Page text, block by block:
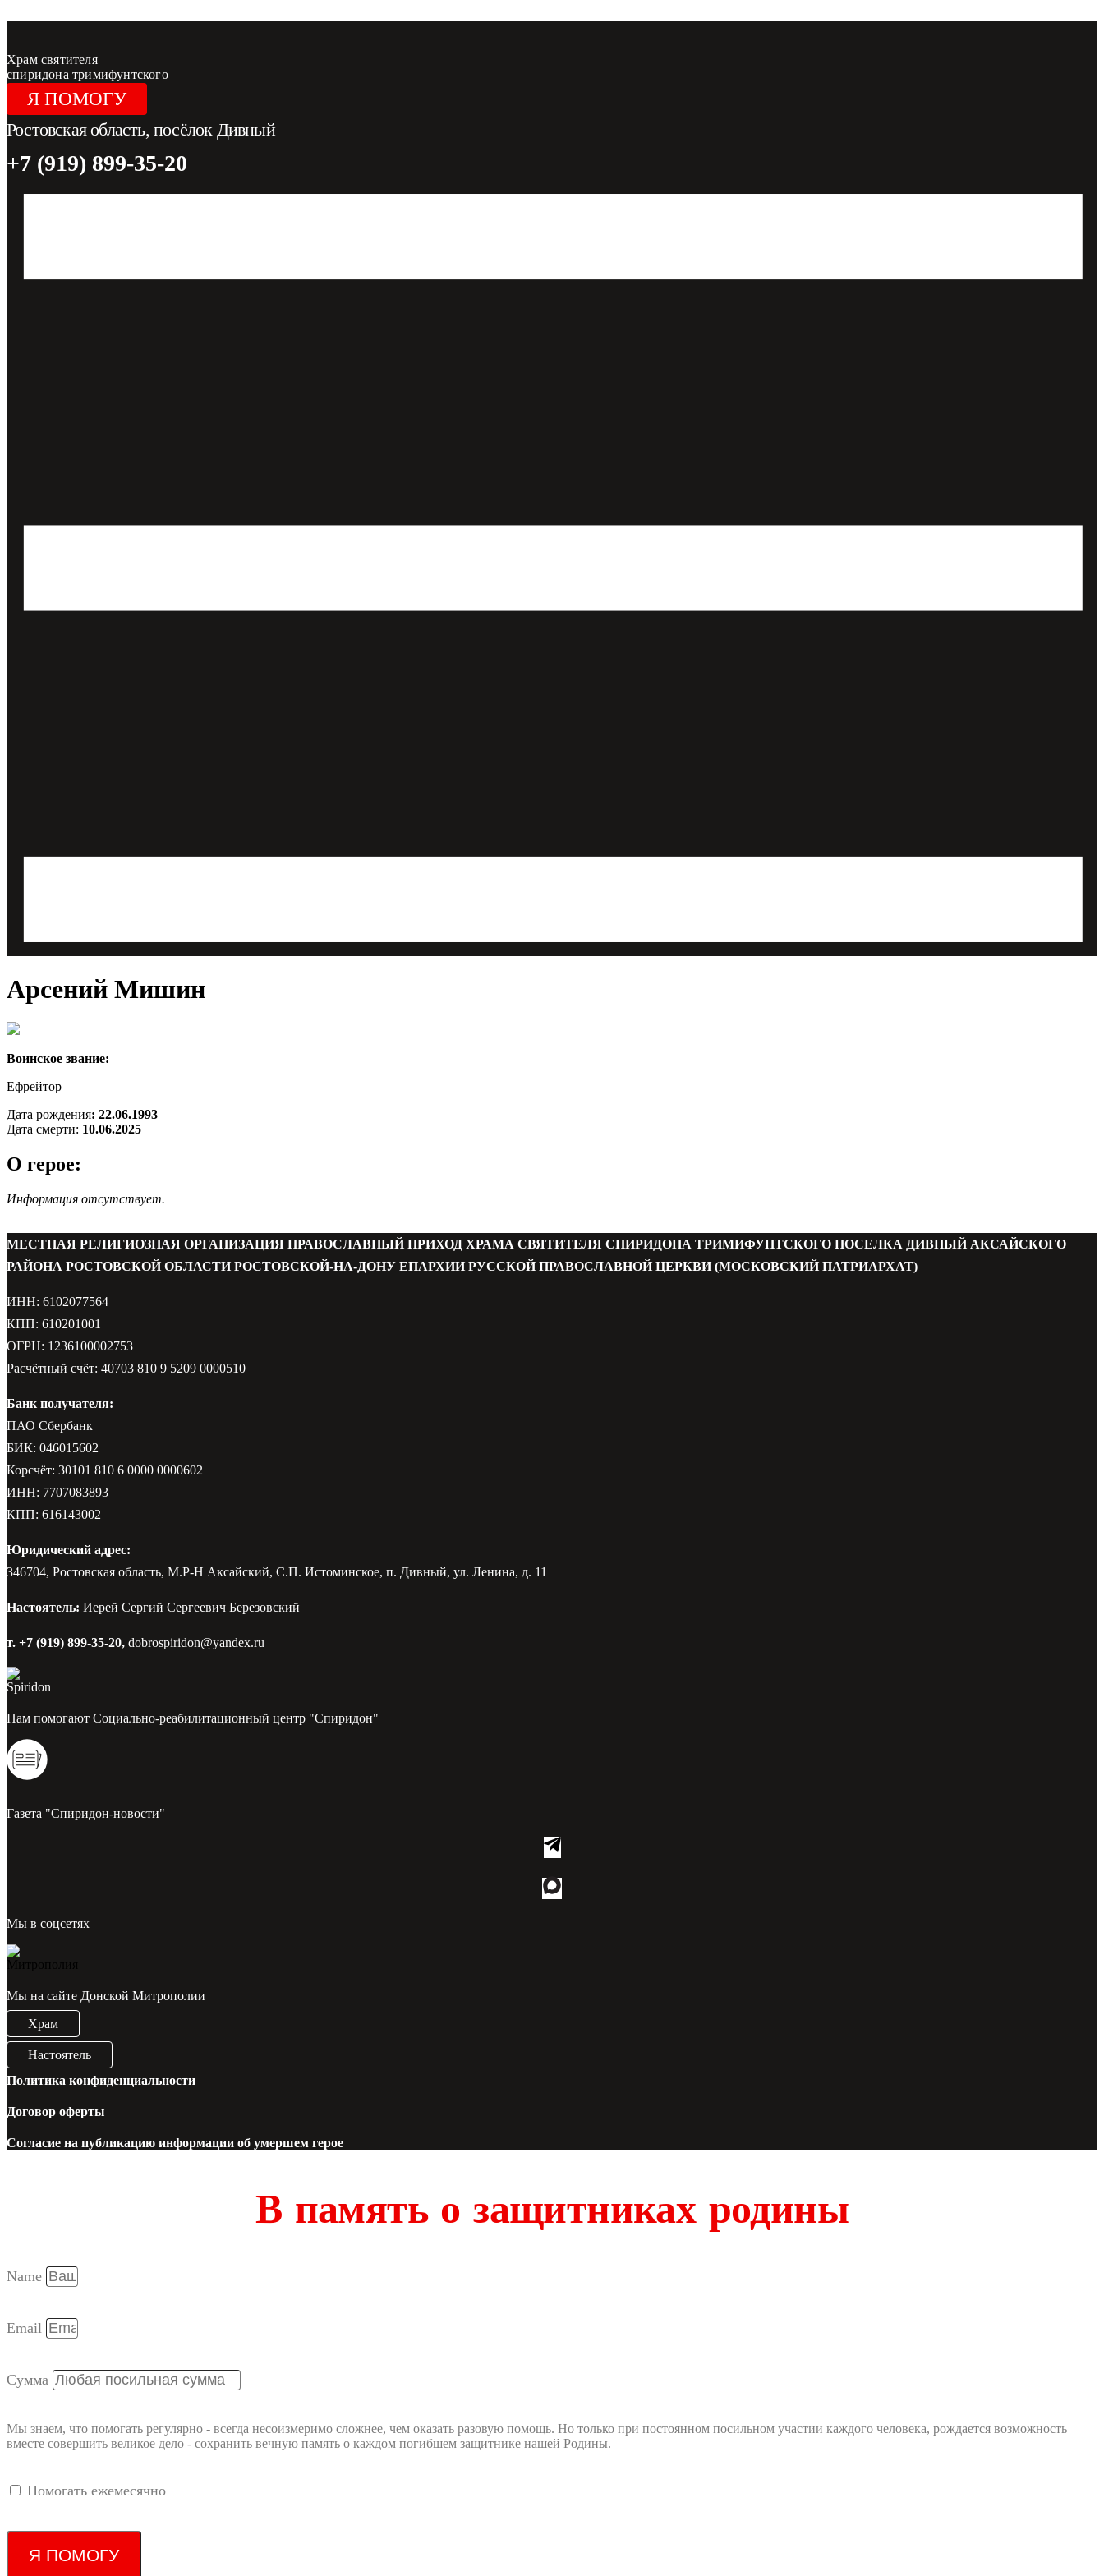
Храм святителя
спиридона тримифунтского
Я ПОМОГУ
Ростовская область, посёлок Дивный
+7 (919) 899-35-20
Арсений Мишин
Воинское звание:
Ефрейтор
Дата рождения: 22.06.1993
Дата смерти: 10.06.2025
О герое:
Информация отсутствует.
МЕСТНАЯ РЕЛИГИОЗНАЯ ОРГАНИЗАЦИЯ ПРАВОСЛАВНЫЙ ПРИХОД ХРАМА СВЯТИТЕЛЯ СПИРИДОНА ТРИМИФУНТСКОГО ПОСЕЛКА ДИВНЫЙ АКСАЙСКОГО
РАЙОНА РОСТОВСКОЙ ОБЛАСТИ РОСТОВСКОЙ-НА-ДОНУ ЕПАРХИИ РУССКОЙ ПРАВОСЛАВНОЙ ЦЕРКВИ (МОСКОВСКИЙ ПАТРИАРХАТ)
ИНН: 6102077564
КПП: 610201001
ОГРН: 1236100002753
Расчётный счёт: 40703 810 9 5209 0000510
Банк получателя:
ПАО Сбербанк
БИК: 046015602
Корсчёт: 30101 810 6 0000 0000602
ИНН: 7707083893
КПП: 616143002
Юридический адрес:
346704, Ростовская область, М.Р-Н Аксайский, С.П. Истоминское, п. Дивный, ул. Ленина, д. 11
Настоятель: Иерей Сергий Сергеевич Березовский
т. +7 (919) 899-35-20, dobrospiridon@yandex.ru
Нам помогают Социально-реабилитационный центр "Спиридон"
Газета "Спиридон-новости"
Мы в соцсетях
Мы на сайте Донской Митрополии
Храм
Настоятель
Политика конфиденциальности
Договор оферты
Согласие на публикацию информации об умершем герое
В память о защитниках родины
Name
Email
Сумма
Мы знаем, что помогать регулярно - всегда несоизмеримо сложнее, чем оказать разовую помощь. Но только при постоянном посильном участии каждого человека, рождается возможность
вместе совершить великое дело - сохранить вечную память о каждом погибшем защитнике нашей Родины.
Помогать ежемесячно
Я ПОМОГУ